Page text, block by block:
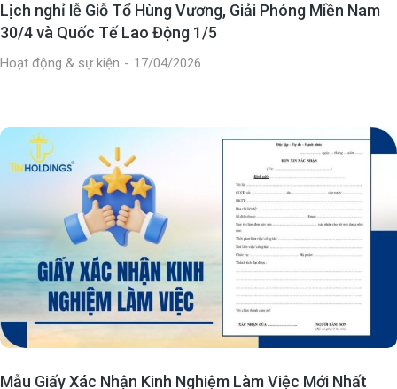
Lịch nghỉ lễ Giỗ Tổ Hùng Vương, Giải Phóng Miền Nam
30/4 và Quốc Tế Lao Động 1/5
Hoạt động & sự kiện 17/04/2026
Mẫu Giấy Xác Nhận Kinh Nghiệm Làm Việc Mới Nhất